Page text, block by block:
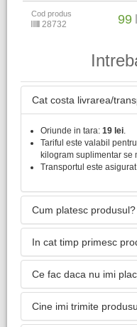
Cod produs
28732 99
Cat costa livrarea/
Oriunde in tara: 19 lei
Tariful este valabil pentru
kilogram suplimentar se
Transportul este
Cum platesc produsul?
In cat timp primesc
Ce fac daca nu imi
Cine imi trimite